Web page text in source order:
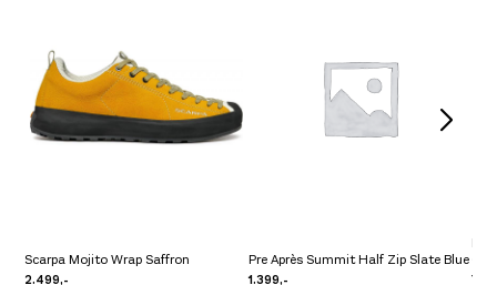
Scarpa Mojito Wrap Saffron
2.499,-
Pre Après Summit Half Zip Slate Blue
1.399,-
Pre